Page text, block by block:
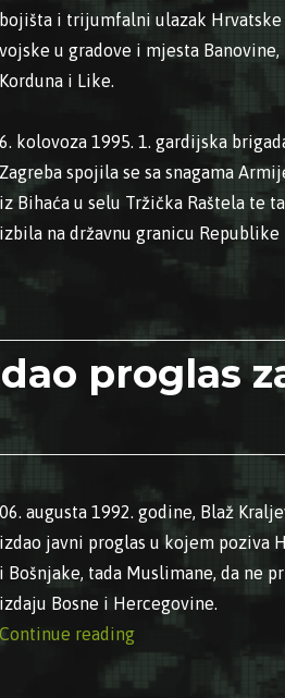
bojišta i trijumfalni ulazak Hrvatske
vojske u gradove i mjesta Banovine,
Korduna i Like.
6. kolovoza 1995. 1. gardijska
Zagreba spojila se sa snagama
iz Bihaća u selu Tržička Raštela te
izbila na državnu granicu Republike
i veliki dijelovi Banovine,
proglas
06. augusta 1992. godine, Blaž
izdao javni proglas u kojem poziva
i Bošnjake, tada Muslimane, da ne
izdaju Bosne i Hercegovine.
Continue reading“06.08.1992. –